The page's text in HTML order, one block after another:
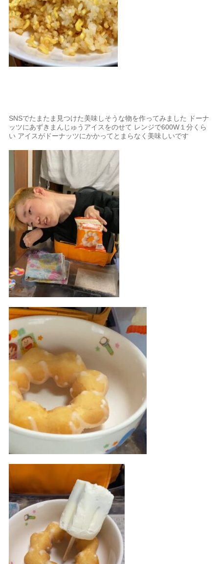
SNSでたまたま見つけた美味しそうな物を作ってみました ドーナ
ッツにあずきまんじゅうアイスをのせて レンジで600W１分くら
い アイスがドーナッツにかかってとまらなく美味しいです